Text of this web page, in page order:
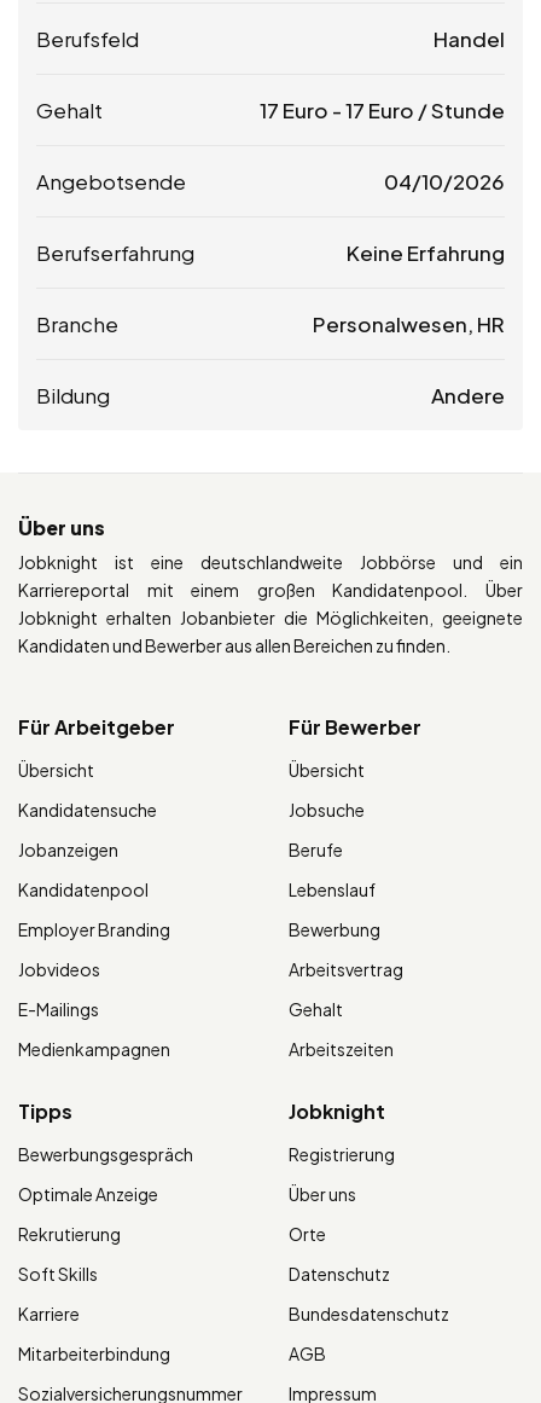
Berufsfeld Handel
Gehalt 17 Euro -17 Euro / Stunde
Angebotsende 04/10/2026
Berufserfahrung Keine Erfahrung
Branche Personalwesen, HR
Bildung Andere
Über uns
Jobknight ist eine deutschlandweite Jobbörse und ein
Karriereportal mit einem großen Kandidatenpool. Über
Jobknight erhalten Jobanbieter die Möglichkeiten, geeignete
Kandidaten und Bewerber aus allen Bereichen zu finden.
Für Arbeitgeber
Übersicht
Kandidatensuche
Jobanzeigen
Kandidatenpool
Employer Branding
Jobvideos
E-Mailings
Medienkampagnen
Für Bewerber
Übersicht
Jobsuche
Berufe
Lebenslauf
Bewerbung
Arbeitsvertrag
Gehalt
Arbeitszeiten
Tipps
Bewerbungsgespräch
Optimale Anzeige
Rekrutierung
Soft Skills
Karriere
Mitarbeiterbindung
Sozialversicherungsnummer
Jobknight
Registrierung
Über uns
Orte
Datenschutz
Bundesdatenschutz
AGB
Impressum